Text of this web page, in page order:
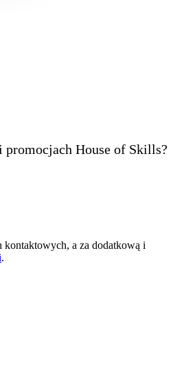
promocjach House of Skills?
kontaktowych, a za dodatkową i
.